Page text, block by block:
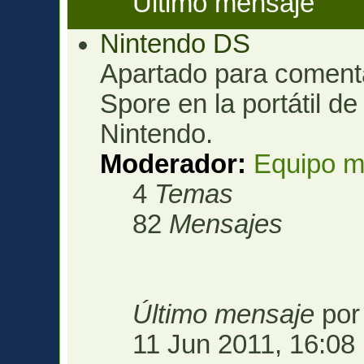
Nintendo DS
Apartado para
Spore en la portátil
Nintendo.
Moderador: Equipo
4 Temas
82 Mensajes
Último mensaje
11 Jun 2011, 16:08